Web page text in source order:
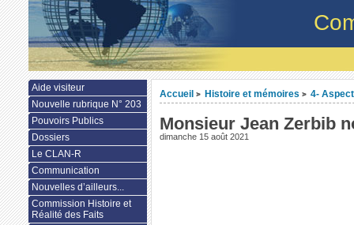
Accueil > Histoire et mémoires > 4-
Monsieur Jean Zerbib
dimanche 15 août 2021
Aide visiteur
Nouvelle rubrique N° 203
Pouvoirs Publics
Dossiers
Le CLAN-R
Communication
Nouvelles d’ailleurs...
Commission Histoire et
Réalité des Faits